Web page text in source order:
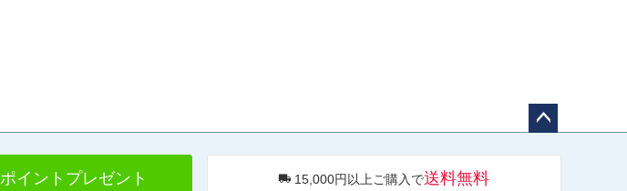
ポイントプレゼント 15,000円以上ご購入で送料無料